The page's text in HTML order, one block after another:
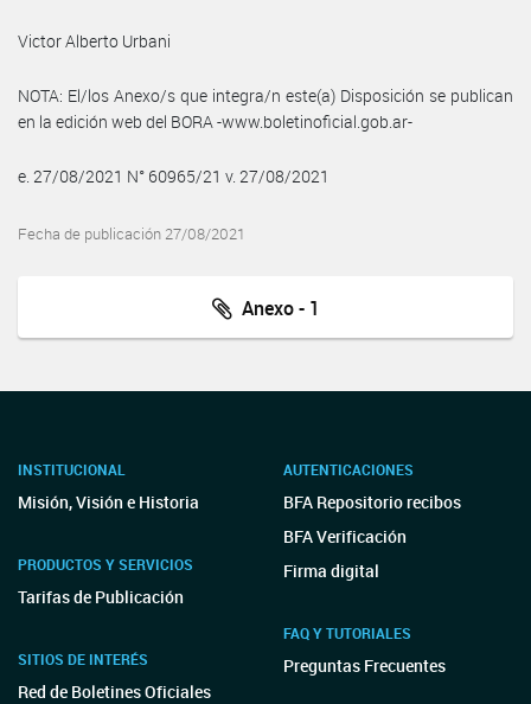
Victor Alberto Urbani
NOTA: El/los Anexo/s que integra/n este(a) Disposición se publican
en la edición web del BORA -www.boletinoficial.gob.ar-
e. 27/08/2021 N° 60965/21 v. 27/08/2021
Fecha de publicación 27/08/2021
Anexo - 1
INSTITUCIONAL
Misión, Visión e Historia
PRODUCTOS Y SERVICIOS
Tarifas de Publicación
SITIOS DE INTERÉS
Red de Boletines Oficiales
AUTENTICACIONES
BFA Repositorio recibos
BFA Verificación
Firma digital
FAQ Y TUTORIALES
Preguntas Frecuentes